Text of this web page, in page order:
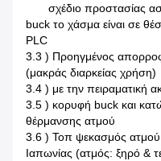
σχέδιο προστασίας
buck το χάσμα είναι σε
PLC
3.3 ) Προηγμένος
(μακράς διαρκείας χρήση)
3.4 ) με την πειραματική
3.5 ) κορυφή buck και
θέρμανσης ατμού
3.6 ) Τοπ ψεκασμός ατμού
Ιαπωνίας (ατμός: ξηρό &